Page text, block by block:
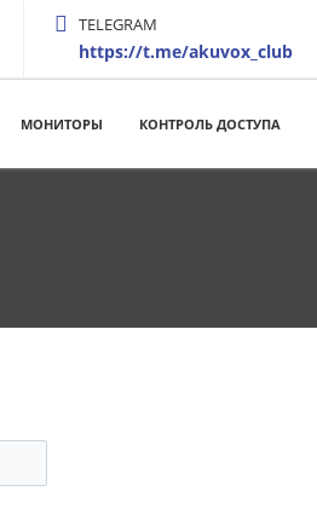
TELEGRAM
https://t.me/akuvox_club
МОНИТОРЫ КОНТРОЛЬ ДОСТУПА